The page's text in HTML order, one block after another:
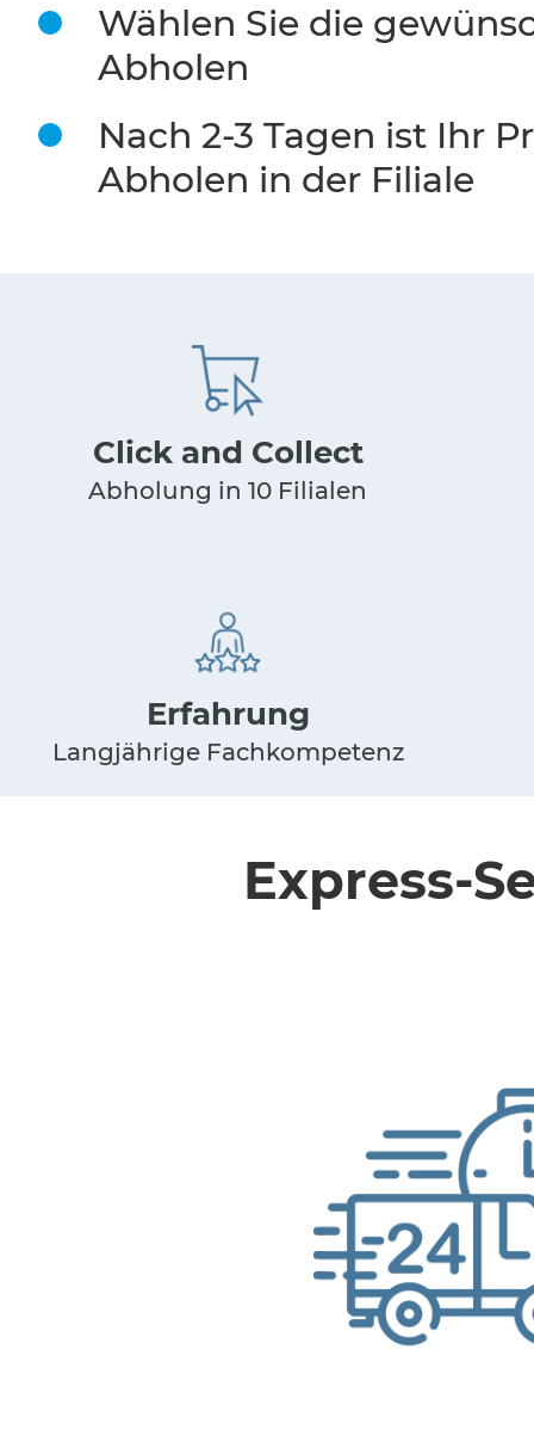
Wählen Sie die
Abholen
Nach 2-3 Tagen ist Ihr
Abholen in der Filiale
Click and Collect
Abholung in 10 Filialen
Erfahrung
Langjährige Fachkompetenz
Express-